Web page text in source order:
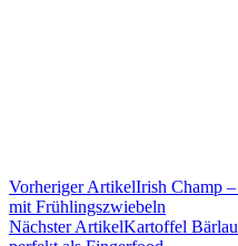
Vorheriger ArtikelIrish Champ
mit Frühlingszwiebeln
Nächster ArtikelKartoffel